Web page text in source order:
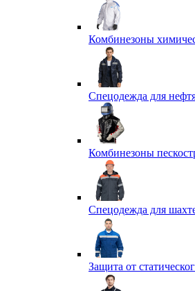
Комбинезоны
Спецодежда для
Комбинезоны
Спецодежда для
Защита от